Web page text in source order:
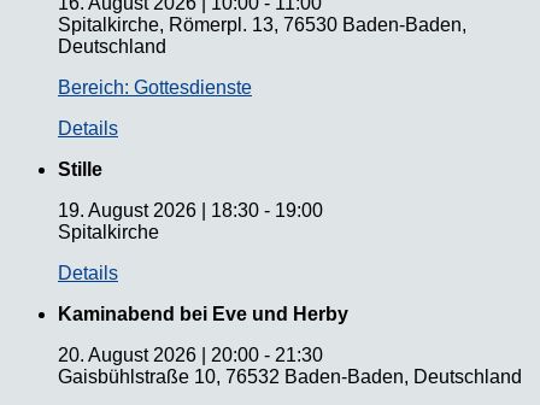
Spitalkirche, Römerpl. 13, 76530 Baden-Baden,
Deutschland
Bereich: Gottesdienste
Details
Stille
19. August 2026
18:30 - 19:00
Spitalkirche
Details
Kaminabend bei Eve und Herby
20. August 2026
20:00 - 21:30
Gaisbühlstraße 10, 76532 Baden-Baden, Deutschland